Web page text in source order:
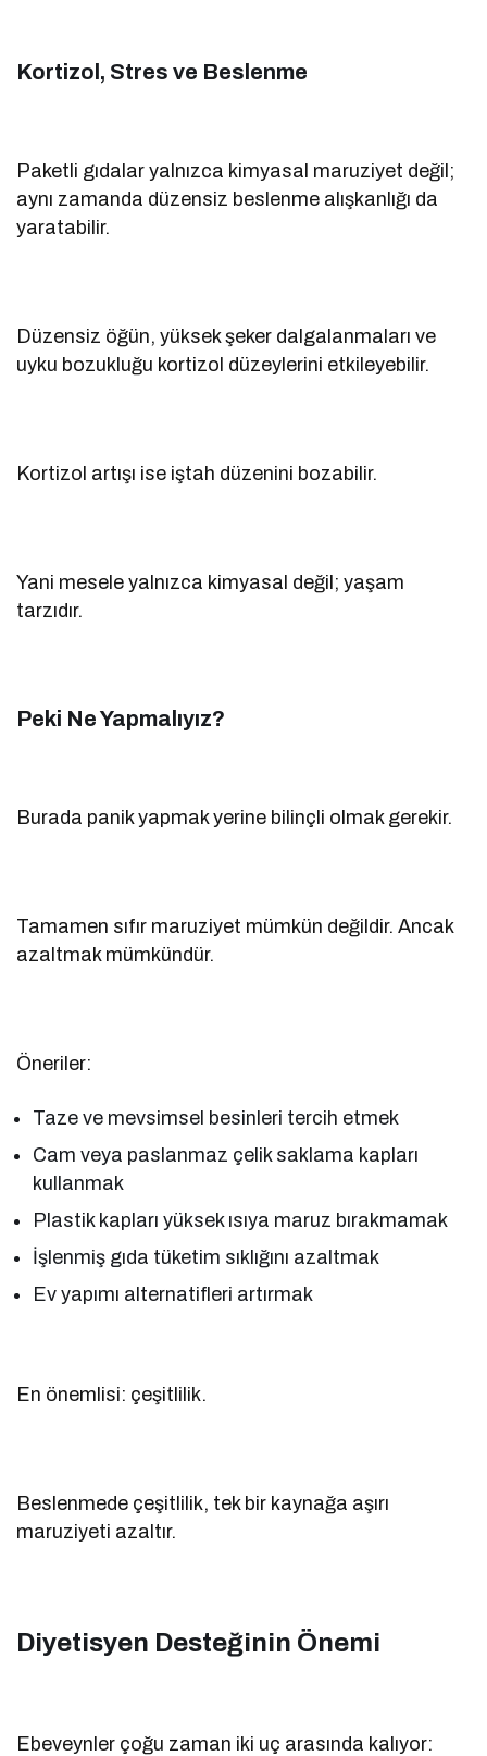
Kortizol, Stres ve Beslenme
Paketli gıdalar yalnızca kimyasal maruziyet değil;
aynı zamanda düzensiz beslenme alışkanlığı da
yaratabilir.
Düzensiz öğün, yüksek şeker dalgalanmaları ve
uyku bozukluğu kortizol düzeylerini etkileyebilir.
Kortizol artışı ise iştah düzenini bozabilir.
Yani mesele yalnızca kimyasal değil; yaşam
tarzıdır.
Peki Ne Yapmalıyız?
Burada panik yapmak yerine bilinçli olmak gerekir.
Tamamen sıfır maruziyet mümkün değildir. Ancak
azaltmak mümkündür.
Öneriler:
Taze ve mevsimsel besinleri tercih etmek
Cam veya paslanmaz çelik saklama kapları
kullanmak
Plastik kapları yüksek ısıya maruz bırakmamak
İşlenmiş gıda tüketim sıklığını azaltmak
Ev yapımı alternatifleri artırmak
En önemlisi: çeşitlilik.
Beslenmede çeşitlilik, tek bir kaynağa aşırı
maruziyeti azaltır.
Diyetisyen Desteğinin Önemi
Ebeveynler çoğu zaman iki uç arasında kalıyor: